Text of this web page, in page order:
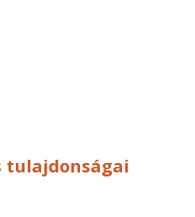
tulajdonságai